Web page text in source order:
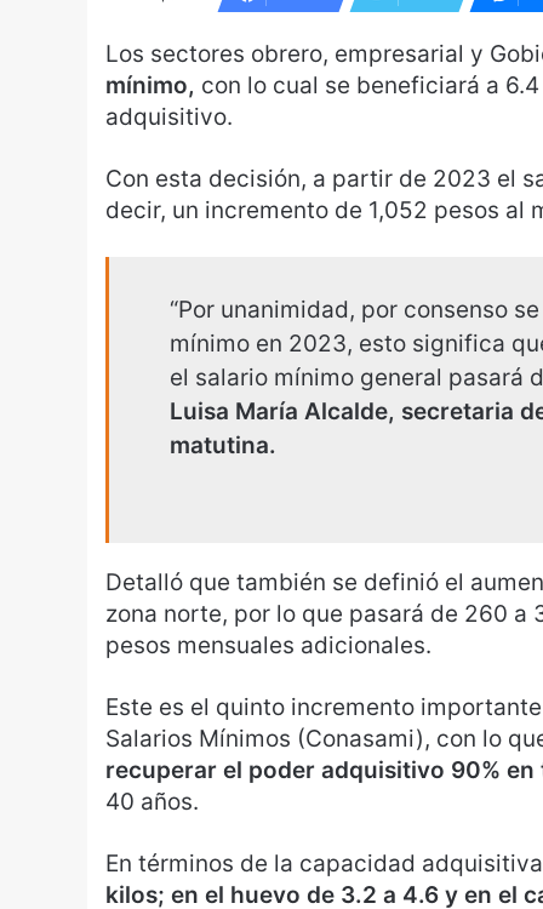
Los sectores obrero, empresarial y
mínimo, con lo cual se beneficiará a
adquisitivo.
Con esta decisión, a partir de 2023 el
decir, un incremento de 1,052 pesos al
“Por unanimidad, por consenso
mínimo en 2023, esto significa
el salario mínimo general pasará
Luisa María Alcalde, secretaria
matutina.
Detalló que también se definió el
zona norte, por lo que pasará de 260 a
pesos mensuales adicionales.
Este es el quinto incremento
Salarios Mínimos (Conasami), con lo
recuperar el poder adquisitivo 90% en
40 años.
En términos de la capacidad
kilos; en el huevo de 3.2 a 4.6 y en el